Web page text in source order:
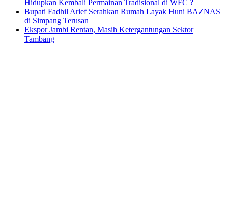
Hidupkan Kembali Permainan Tradisional di WFC ?
Bupati Fadhil Arief Serahkan Rumah Layak Huni BAZNAS
di Simpang Terusan
Ekspor Jambi Rentan, Masih Ketergantungan Sektor
Tambang